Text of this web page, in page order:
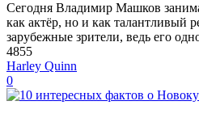
Сегодня Владимир Машков
как актёр, но и как талантливый
зарубежные зрители, ведь его
4855
Harley Quinn
0